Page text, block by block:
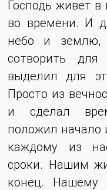
Господь живет
во времени. И
небо и землю,
сотворить
выделил для
Просто из
и сделал
положил начало
каждому из
сроки. Нашим
конец. Нашему